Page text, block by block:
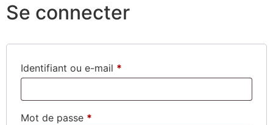
Se connecter
Identifiant ou e-mail *
Mot de passe *